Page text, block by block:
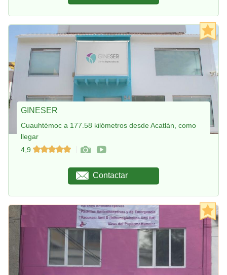
GINESER
Cuauhtémoc a 177.58 kilómetros desde Acatlán, como
llegar
4,9
Contactar